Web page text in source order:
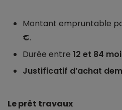
Montant empruntable
€.
Durée entre 12 et 84
Justificatif d’achat
Le prêt travaux